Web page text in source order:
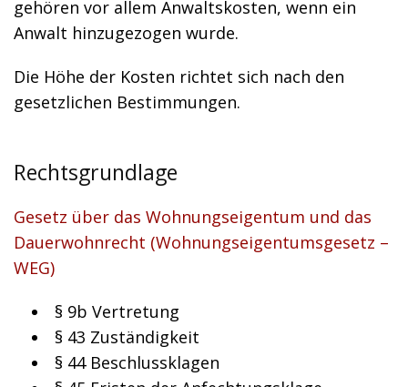
gehören vor allem Anwaltskosten, wenn ein
Anwalt hinzugezogen wurde.
Die Höhe der Kosten richtet sich nach den
gesetzlichen Bestimmungen.
Rechtsgrundlage
Gesetz über das Wohnungseigentum und das
Dauerwohnrecht (Wohnungseigentumsgesetz –
WEG)
§ 9b Vertretung
§ 43 Zuständigkeit
§ 44 Beschlussklagen